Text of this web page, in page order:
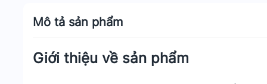
Mô tả sản phẩm
Giới thiệu về sản phẩm